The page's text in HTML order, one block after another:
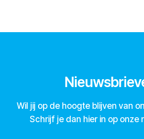
Wil jij op de hoogte blijven van
Schrijf je dan hier in op onze